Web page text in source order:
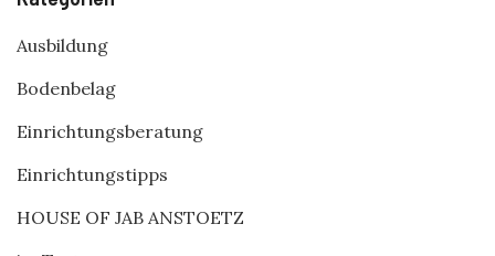
Ausbildung
Bodenbelag
Einrichtungsberatung
Einrichtungstipps
HOUSE OF JAB ANSTOETZ